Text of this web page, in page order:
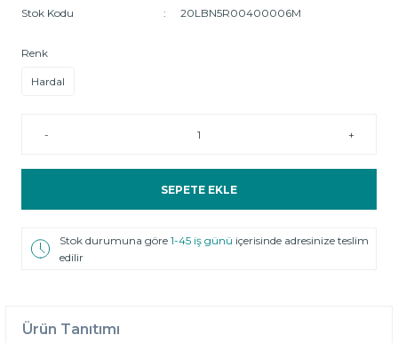
Stok Kodu 20LBN5R00400006M
Renk
Hardal
- +
SEPETE EKLE
Stok durumuna göre1-45 iş günü içerisinde adresinize teslim
edilir
Ürün Tanıtımı